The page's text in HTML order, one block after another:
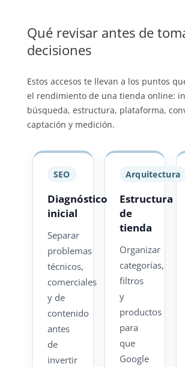
Qué revisar antes de
decisiones
Estos accesos te llevan a los puntos
el rendimiento de una tienda online:
búsqueda, estructura, plataforma,
captación y medición.
SEO
Diagnóstico
inicial
Separar
problemas
técnicos,
comerciales
y de
contenido
antes
de
invertir
Arquitectura
Estructura
de
tienda
Organizar
categorías,
filtros
y
productos
para
que
Google